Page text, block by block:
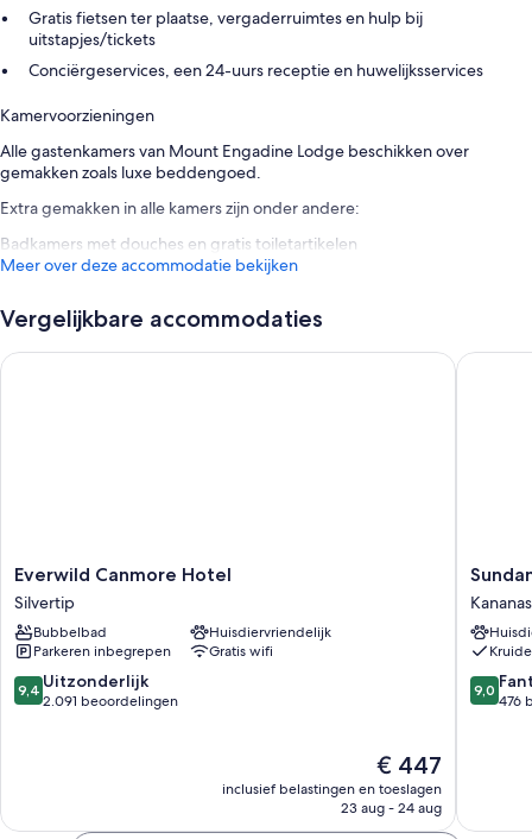
Gratis fietsen ter plaatse, vergaderruimtes en hulp bij
uitstapjes/tickets
Conciërgeservices, een 24-uurs receptie en huwelijksservices
Kamervoorzieningen
Alle gastenkamers van Mount Engadine Lodge beschikken over
gemakken zoals luxe beddengoed.
Extra gemakken in alle kamers zijn onder andere:
Badkamers met douches en gratis toiletartikelen
Meer over deze accommodatie bekijken
Vergelijkbare accommodaties
Everwild
Canmore
Hotel
Silvertip
Everwild Canmore Hotel
Silvertip
Bubbelbad
Huisdiervriendelijk
Parkeren inbegrepen
Gratis wifi
9.4
van
9,4 Uitzonderlijk
2.091 beoordelingen
De
prijs
is
€ 447
inclusief belastingen en toeslagen
23 aug - 24 aug
Everwild Canmore Hotel
By
9.0
van
9,0
476